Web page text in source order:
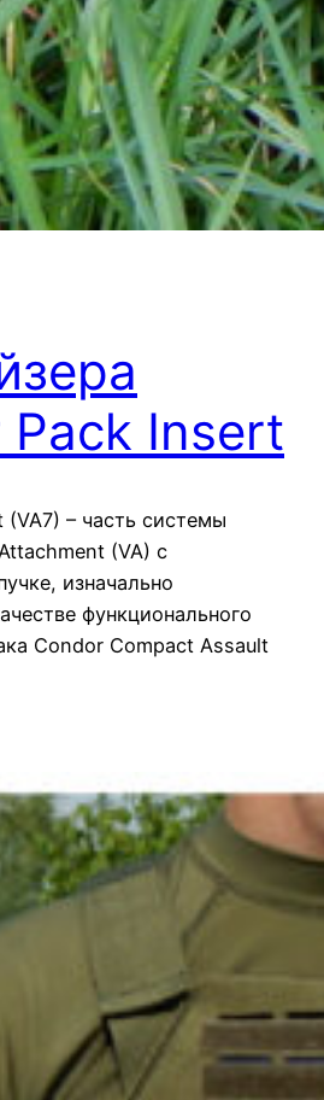
Insert
– часть системы
(VA) с
изначально
функционального
Condor Compact Assault